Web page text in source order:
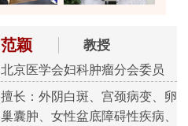
范颖 教授
北京医学会妇科肿瘤分会委员
擅长：外阴白斑、宫颈病变、卵
巢囊肿、女性盆底障碍性疾病、